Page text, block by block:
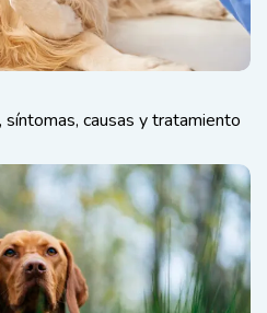
causas y tratamiento